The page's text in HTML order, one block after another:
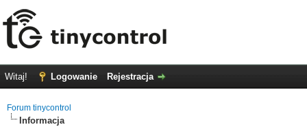
Witaj! Logowanie Rejestracja
Forum tinycontrol
Informacja